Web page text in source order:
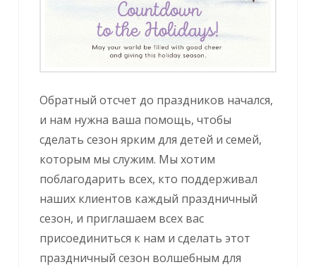
Обратный отсчет до праздников начался,
и нам нужна ваша помощь, чтобы
сделать сезон ярким для детей и семей,
которым мы служим. Мы хотим
поблагодарить всех, кто поддерживал
наших клиентов каждый праздничный
сезон, и приглашаем всех вас
присоединиться к нам и сделать этот
праздничный сезон волшебным для